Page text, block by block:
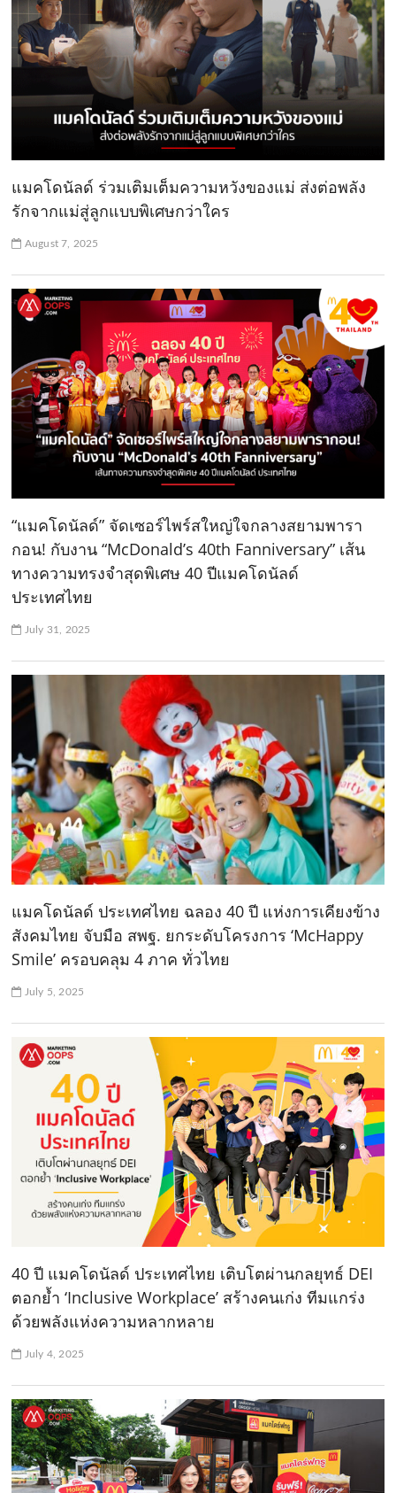
แมคโดนัลด์ ร่วมเติมเต็มความหวังของแม่ ส่งต่อพลัง
รักจากแม่สู่ลูกแบบพิเศษกว่าใคร
August 7, 2025
“แมคโดนัลด์” จัดเซอร์ไพร์สใหญ่ใจกลางสยามพารา
กอน! กับงาน “McDonald’s 40th Fanniversary” เส้น
ทางความทรงจำสุดพิเศษ 40 ปีแมคโดนัลด์
ประเทศไทย
July 31, 2025
แมคโดนัลด์ ประเทศไทย ฉลอง 40 ปี แห่งการเคียงข้าง
สังคมไทย จับมือ สพฐ. ยกระดับโครงการ ‘McHappy
Smile’ ครอบคลุม 4 ภาค ทั่วไทย
July 5, 2025
40 ปี แมคโดนัลด์ ประเทศไทย เติบโตผ่านกลยุทธ์ DEI
ตอกย้ำ ‘Inclusive Workplace’ สร้างคนเก่ง ทีมแกร่ง
ด้วยพลังแห่งความหลากหลาย
July 4, 2025